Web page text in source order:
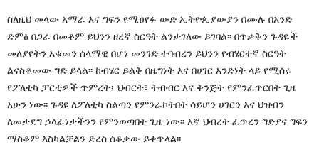
ስለዚህ መላው አማራ እና ግፍን የሚፀየፉ ውድ ኢትዮጲያውያን በሙሉ በአንድ
ድምፅ በጋራ በመቆም ይህንን ዘረኛ ስርዓት ልንታገለው ይገባል፡፡ በጥቃቅን ጉዳዬች
መለያየትን አቁመን ሰላማዊ በሆነ መንገድ ተባብረን ይህንን የብሄርተኛ ስርዓት
ልናስቆመው ግድ ይላል፡፡ ከብሄር ይልቅ በዜግነት እና በሀገር አንድነት ላይ የሚሰሩ
የፖለቲካ ፓርቲዎች ጥምረት፤ ህብርት፣ ትብብር እና ቅንጅት የምንፈጥርበት ጊዜ
አሁን ነው፡፡ ጉዳዩ ለፖለቲካ ስልጣን የምንራኮትበት ሳይሆን ሀገርን እና ህዝብን
ለመታደግ ኃላፊነታችንን የምንወጣበት ጊዜ ነው፡፡ እኛ ህብረት ፈጥረን ግድያና ግፍን
ማስቆም እስካልቻልን ድረስ ሰቆቃው ይቀጥላል፡፡